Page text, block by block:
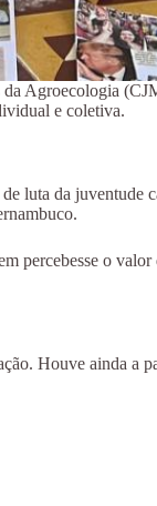
Agroecologia
e coletiva.
luta da juventude
percebesse o
Houve ainda a